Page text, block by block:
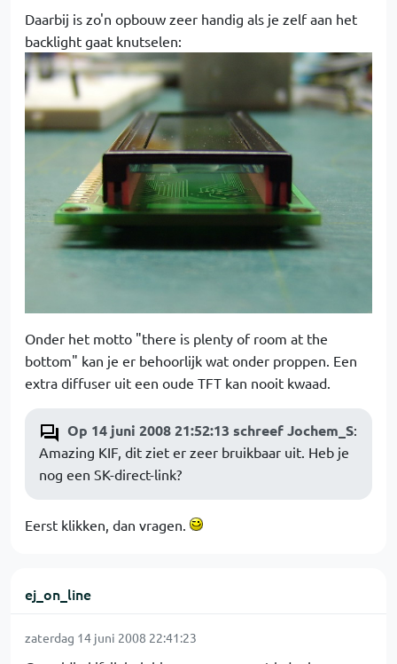
Daarbij is zo'n opbouw zeer handig als je zelf aan het
backlight gaat knutselen:
Onder het motto "there is plenty of room at the
bottom" kan je er behoorlijk wat onder proppen. Een
extra diffuser uit een oude TFT kan nooit kwaad.
Op 14 juni 2008 21:52:13 schreef Jochem_S:
Amazing KIF, dit ziet er zeer bruikbaar uit. Heb je
nog een SK-direct-link?
Eerst klikken, dan vragen.
ej_on_line
zaterdag 14 juni 2008 22:41:23